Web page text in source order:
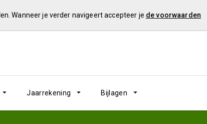
Wanneer je verder navigeert accepteer je de voorwaarden
Jaarrekening Bijlagen